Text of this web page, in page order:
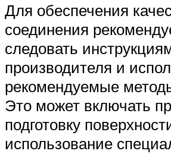
Для обеспечения
соединения
следовать
производителя и
рекомендуемые
Это может включать
подготовку
использование